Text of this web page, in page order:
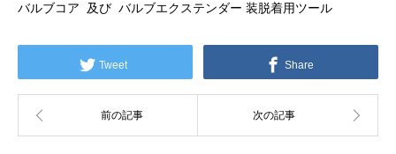
バルブコア 及び バルブエクステンダー 装脱着用ツール
Tweet Share